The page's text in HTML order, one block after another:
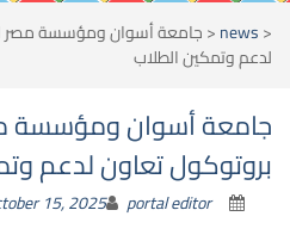
<
news
<جامعة أسوان ومؤسسة مصر
لدعم وتمكين الطلاب
جامعة أسوان ومؤسسة
بروتوكول تعاون لدعم
15, 2025 portal editor